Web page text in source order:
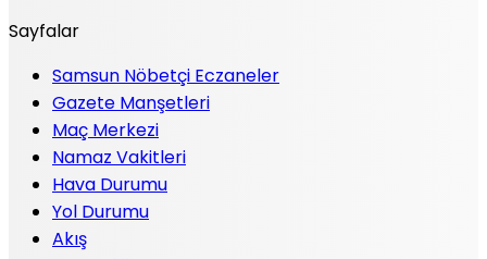
Sayfalar
Samsun Nöbetçi Eczaneler
Gazete Manşetleri
Maç Merkezi
Namaz Vakitleri
Hava Durumu
Yol Durumu
Akış